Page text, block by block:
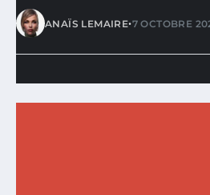
ANAÏS LEMAIRE•7 OCTOBRE